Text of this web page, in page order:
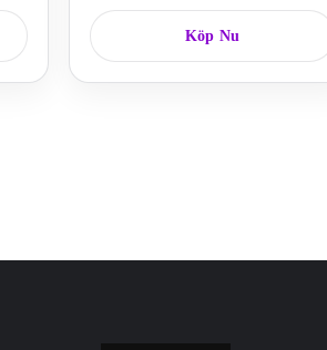
beräkning med antalet sekunder.
Köp Nu